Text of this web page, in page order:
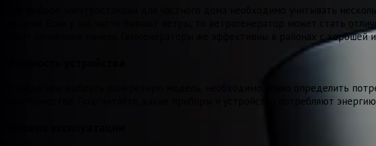
При выборе электростанции для частного дома необходимо учитывать
регионе. Если у вас часто бывают ветры, то ветрогенератор может стать
будут солнечные панели. Газогенераторы же эффективны в районах с хорошей
Прежде чем выбрать конкретную модель, необходимо точно определить
электричестве. Подсчитайте, какие приборы и устройства потребляют